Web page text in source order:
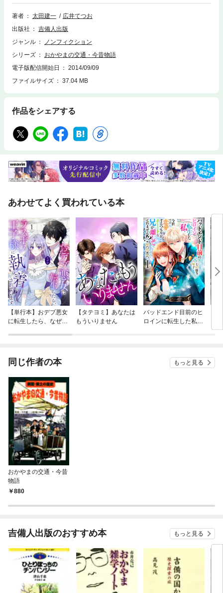
ら、全国に誇れる岡山ゆかりの人物を堂々劇画化。
著者
太田建一
広井てつお
出版社
吉備人出版
ジャンル
ノンフィクション
シリーズ
おかやまの交通・今昔物語
電子版配信開始日
2014/09/09
ファイルサイズ
37.04 MB
作品をシェアする
あわせてよく買われている本
【単行本】おデブ悪女
に転生したら、なぜか
【タテヨミ】あなたは
もういりません
バッドエンド目前のヒ
ロインに転生した私、
同じ作者の本 もっと見る
おかやまの交通・今昔
物語
880
吉備人出版のおすすめ本 もっと見る